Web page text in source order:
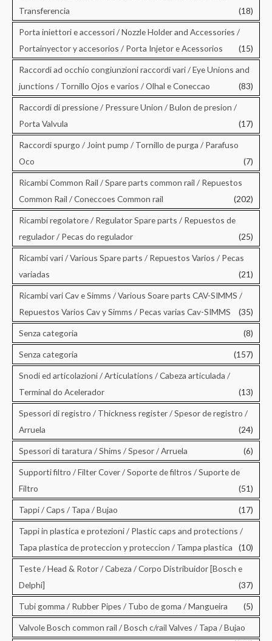
Transferencia
(18)
Porta iniettori e accessori / Nozzle Holder and Accessories /
Portainyector y accesorios / Porta Injetor e Acessorios
(15)
Raccordi ad occhio congiunzioni raccordi vari / Eye Unions and
junctions / Tornillo Ojos e varios / Olhal e Coneccao
(83)
Raccordi di pressione / Pressure Union / Bulon de presion /
Porta Valvula
(17)
Raccordi spurgo / Joint pump / Tornillo de purga / Parafuso
Oco
(7)
Ricambi Common Rail / Spare parts common rail / Repuestos
Common Rail / Coneccoes Common rail
(202)
Ricambi regolatore / Regulator Spare parts / Repuestos de
regulador / Pecas do regulador
(25)
Ricambi vari / Various Spare parts / Repuestos Varios / Pecas
variadas
(21)
Ricambi vari Cav e Simms / Various Soare parts CAV-SIMMS /
Repuestos Varios Cav y Simms / Pecas varias Cav-SIMMS
(35)
Senza categoria (8)
Senza categoria (157)
Snodi ed articolazioni / Articulations / Cabeza articulada /
Terminal do Acelerador
(13)
Spessori di registro / Thickness register / Spesor de registro /
Arruela
(24)
Spessori di taratura / Shims / Spesor / Arruela (6)
Supporti filtro / Filter Cover / Soporte de filtros / Suporte de
Filtro
(51)
Tappi / Caps / Tapa / Bujao (17)
Tappi in plastica e protezioni / Plastic caps and protections /
Tapa plastica de proteccion y proteccion / Tampa plastica
(10)
Teste / Head & Rotor / Cabeza / Corpo Distribuidor [Bosch e
Delphi]
(37)
Tubi gomma / Rubber Pipes / Tubo de goma / Mangueira (5)
Valvole Bosch common rail / Bosch c/rail Valves / Tapa / Bujao